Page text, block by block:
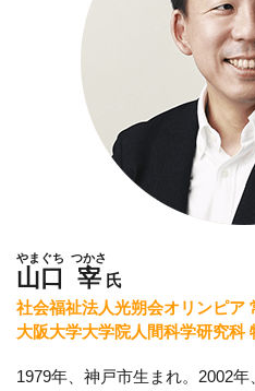
山口
やまぐち
宰
つかさ
氏
社会福祉法人光朔会オリンピア
大阪大学大学院人間科学研究科
1979年、神戸市生まれ。2002年